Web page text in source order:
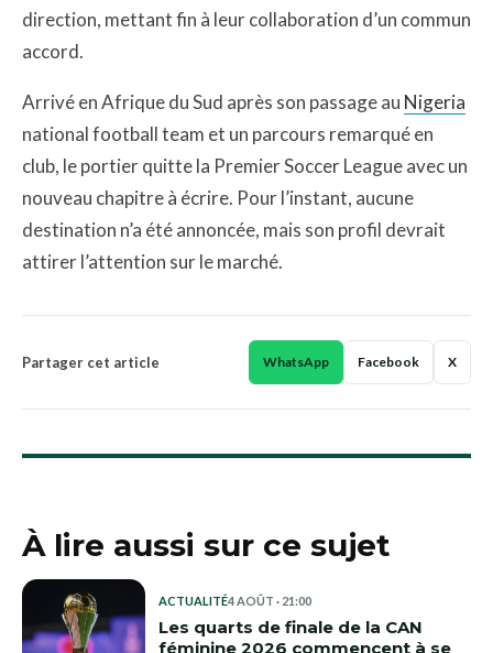
direction, mettant fin à leur collaboration d’un commun
accord.
Arrivé en Afrique du Sud après son passage au Nigeria
national football team et un parcours remarqué en
club, le portier quitte la Premier Soccer League avec un
nouveau chapitre à écrire. Pour l’instant, aucune
destination n’a été annoncée, mais son profil devrait
attirer l’attention sur le marché.
Partager cet article WhatsApp Facebook X
À lire aussi sur ce sujet
ACTUALITÉ4 AOÛT · 21:00
Les quarts de finale de la CAN
féminine 2026 commencent à se